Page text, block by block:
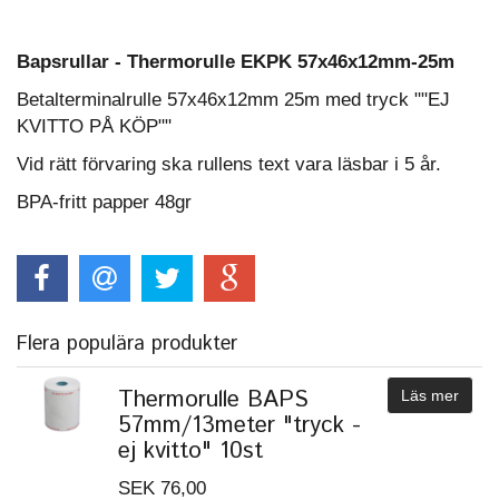
Bapsrullar - Thermorulle EKPK 57x46x12mm-25m
Betalterminalrulle 57x46x12mm 25m med tryck ""EJ
KVITTO PÅ KÖP""
Vid rätt förvaring ska rullens text vara läsbar i 5 år.
BPA-fritt papper 48gr
Flera populära produkter
Thermorulle BAPS
57mm/13meter "tryck -
ej kvitto" 10st
SEK 76,00
Läs mer